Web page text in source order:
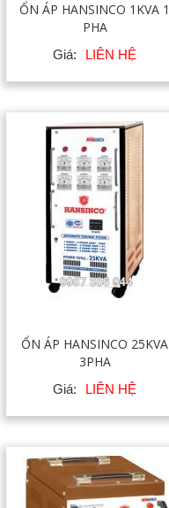
ỔN ÁP HANSINCO 1KVA 1
PHA
Giá: LIÊN HỆ
ỔN ÁP HANSINCO 25KVA
3PHA
Giá: LIÊN HỆ